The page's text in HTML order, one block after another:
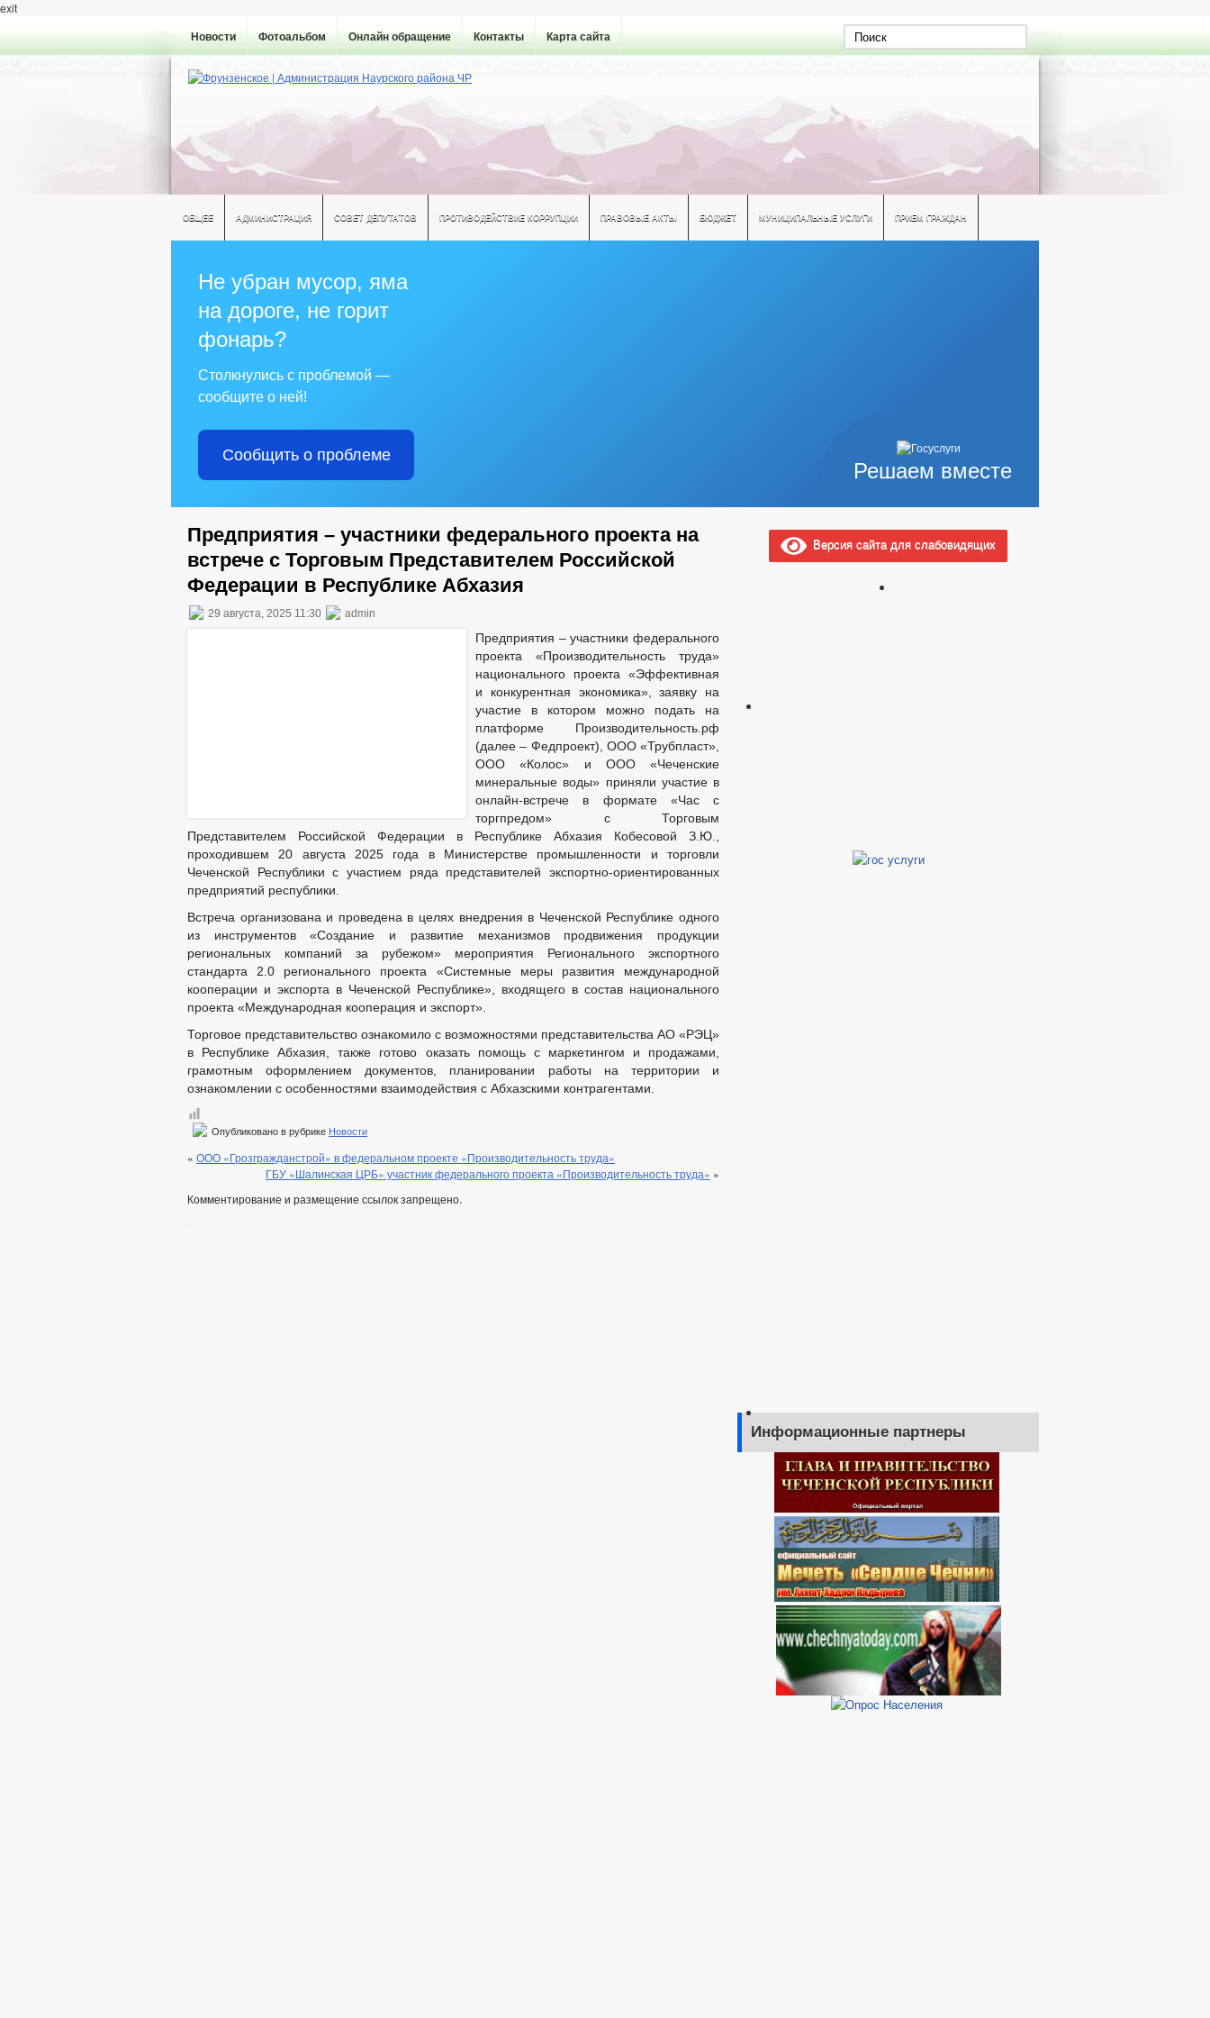
exit
Новости Фотоальбом Онлайн обращение Контакты Карта сайта
ОБЩЕЕ АДМИНИСТРАЦИЯ СОВЕТ ДЕПУТАТОВ ПРОТИВОДЕЙСТВИЕ КОРРУПЦИИ ПРАВОВЫЕ АКТЫ БЮДЖЕТ МУНИЦИПАЛЬНЫЕ УСЛУГИ ПРИЕМ ГРАЖДАН
Решаем вместе
Не убран мусор, яма
на дороге, не горит
фонарь?
Столкнулись с проблемой —
сообщите о ней!
Сообщить о проблеме
Предприятия – участники федерального проекта на
встрече с Торговым Представителем Российской
Федерации в Республике Абхазия
29 августа, 2025 11:30 admin
Предприятия – участники федерального
проекта «Производительность труда»
национального проекта «Эффективная
и конкурентная экономика», заявку на
участие в котором можно подать на
платформе Производительность.рф
(далее – Федпроект), ООО «Трубпласт»,
ООО «Колос» и ООО «Чеченские
минеральные воды» приняли участие в
онлайн-встрече в формате «Час с
торгпредом» с Торговым
Представителем Российской Федерации в Республике Абхазия Кобесовой З.Ю.,
проходившем 20 августа 2025 года в Министерстве промышленности и торговли
Чеченской Республики с участием ряда представителей экспортно-ориентированных
предприятий республики.
Встреча организована и проведена в целях внедрения в Чеченской Республике одного
из инструментов «Создание и развитие механизмов продвижения продукции
региональных компаний за рубежом» мероприятия Регионального экспортного
стандарта 2.0 регионального проекта «Системные меры развития международной
кооперации и экспорта в Чеченской Республике», входящего в состав национального
проекта «Международная кооперация и экспорт».
Торговое представительство ознакомило с возможностями представительства АО «РЭЦ»
в Республике Абхазия, также готово оказать помощь с маркетингом и продажами,
грамотным оформлением документов, планировании работы на территории и
ознакомлении с особенностями взаимодействия с Абхазскими контрагентами.
Опубликовано в рубрике Новости
« ООО «Грозгражданстрой» в федеральном проекте «Производительность труда»
ГБУ «Шалинская ЦРБ» участник федерального проекта «Производительность труда» »
Комментирование и размещение ссылок запрещено.
Версия сайта для слабовидящих
Информационные партнеры